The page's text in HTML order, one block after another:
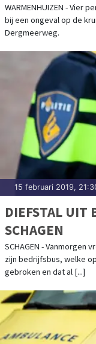
WARMENHUIZEN - Vier
bij een ongeval op de
Dergmeerweg.
15 februari 2019,
DIEFSTAL UIT
SCHAGEN
SCHAGEN - Vanmorgen
zijn bedrijfsbus, welke
gebroken en dat al [...]